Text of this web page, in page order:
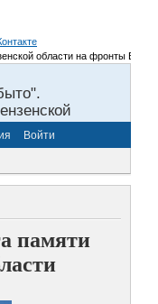
области на фронты
Войти
памяти